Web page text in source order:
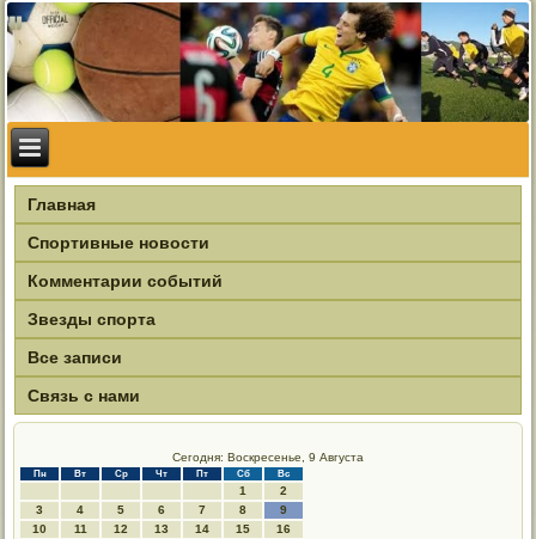
Главная
Спортивные новости
Комментарии событий
Звезды спорта
Все записи
Связь с нами
Сегодня: Воскресенье, 9 Августа
Пн Вт Ср Чт Пт Сб Вс
1
2
3
4 5 6 7 8
9
10
11 12 13 14 15
16